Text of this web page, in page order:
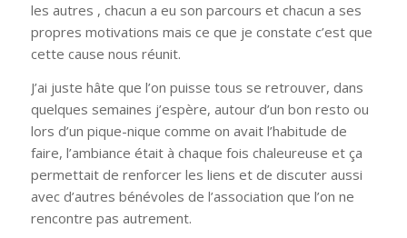
les autres , chacun a eu son parcours et chacun a ses
propres motivations mais ce que je constate c’est que
cette cause nous réunit.
J’ai juste hâte que l’on puisse tous se retrouver, dans
quelques semaines j’espère, autour d’un bon resto ou
lors d’un pique-nique comme on avait l’habitude de
faire, l’ambiance était à chaque fois chaleureuse et ça
permettait de renforcer les liens et de discuter aussi
avec d’autres bénévoles de l’association que l’on ne
rencontre pas autrement.